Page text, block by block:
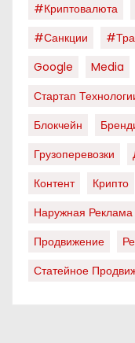
#криптовалюта
#санкции
Google
Media
Стартап
Блокчейн
Грузоперевозки
Контент
Крипто
Наружная Реклама
Продвижение
Статейное